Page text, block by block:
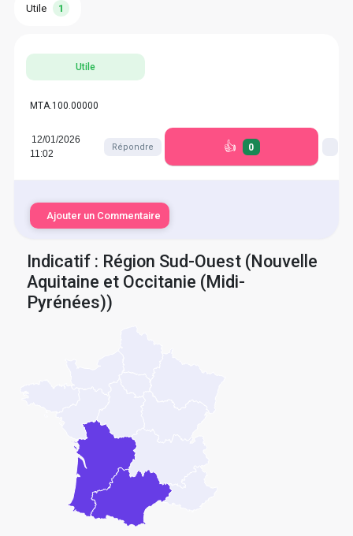
Utile 1
Utile
MTA.100.00000
12/01/2026
11:02
Répondre 👍 0
Ajouter un Commentaire
Indicatif : Région Sud-Ouest (Nouvelle
Aquitaine et Occitanie (Midi-
Pyrénées))